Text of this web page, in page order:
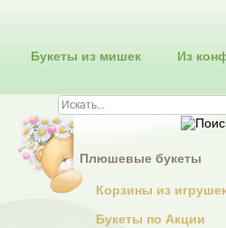
Букеты из мишек Из
Плюшевые букеты
Корзины из
Букеты по Акции